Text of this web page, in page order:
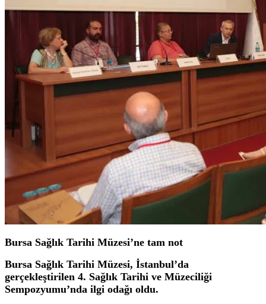
Bursa Sağlık Tarihi Müzesi’ne tam not
Bursa Sağlık Tarihi Müzesi, İstanbul’da
gerçekleştirilen 4. Sağlık Tarihi ve Müzeciliği
Sempozyumu’nda ilgi odağı oldu.